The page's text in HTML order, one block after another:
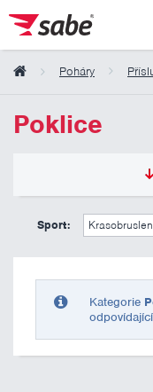
Poháry
Poklice
0 Kč
Sport:
Kategorie
Obsah košíku